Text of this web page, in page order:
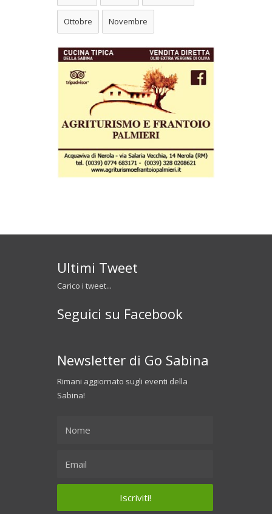
Ottobre Novembre
Ultimi Tweet
Carico i tweet...
Seguici su Facebook
Newsletter di Go Sabina
Rimani aggiornato sugli eventi della
Sabina!